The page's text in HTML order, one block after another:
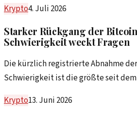
Krypto4. Juli 2026
Starker Rückgang der
Schwierigkeit weckt Fragen
Die kürzlich registrierte Abnahme
Schwierigkeit ist die größte seit dem
Krypto-Welt bedeuten?
Krypto13. Juni 2026